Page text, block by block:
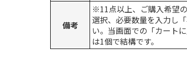
備考
※11点以上、ご購入希望
選択、必要数量を入力し
い。当画面での「カート
は1個で結構です。